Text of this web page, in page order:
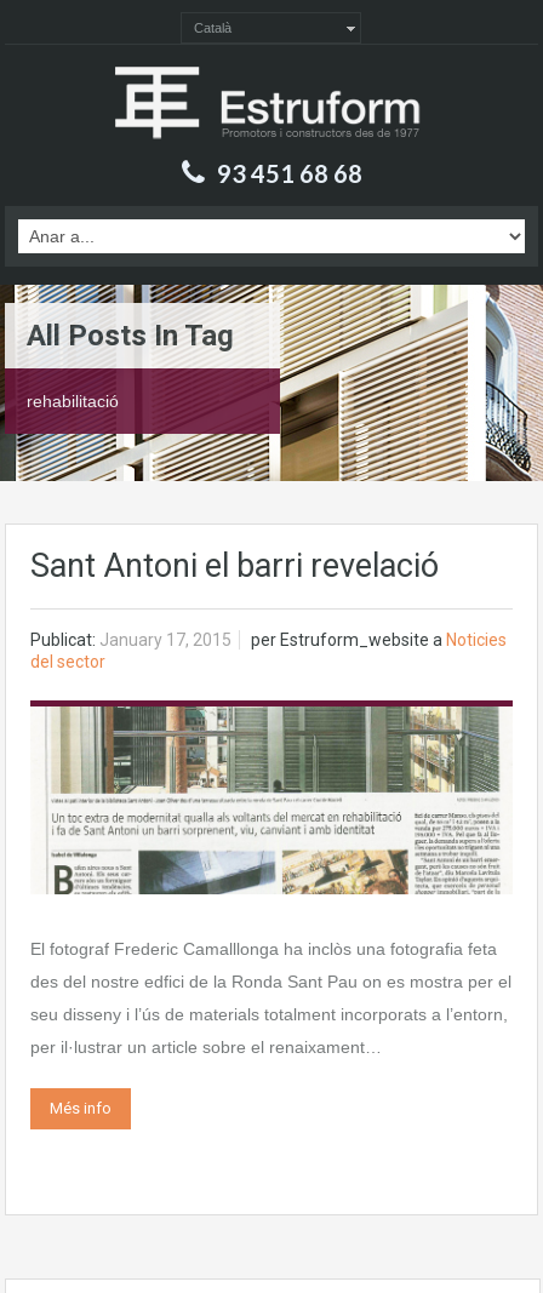
Català
93 451 68 68
All Posts In Tag
rehabilitació
Sant Antoni el barri revelació
Publicat: January 17, 2015 per Estruform_website a Noticies
del sector
El fotograf Frederic Camalllonga ha inclòs una fotografia feta
des del nostre edfici de la Ronda Sant Pau on es mostra per el
seu disseny i l’ús de materials totalment incorporats a l’entorn,
per il·lustrar un article sobre el renaixament…
Més info